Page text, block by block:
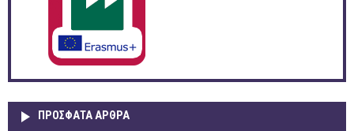
ΠΡOΣΦΑΤΑ AΡΘΡΑ